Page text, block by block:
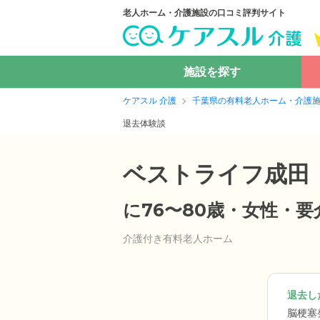
老人ホーム・介護施設の口コミ評判サイト
施設を探す
ケアスル 介護 千葉県の有料老人ホーム・介護
退去体験談
ベストライフ成田
に76〜80歳・女性・
介護付き有料老人ホーム
退去し
脳梗